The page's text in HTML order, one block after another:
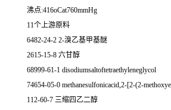
沸点:416oCat760mmHg
11个上游原料
6482-24-2 2-溴乙基甲基醚
2615-15-8 六甘醇
68999-61-1 disodiumsaltoftetraethyleneglycol
74654-05-0 methanesulfonicacid,2-[2-(2-
112-60-7 三缩四乙二醇